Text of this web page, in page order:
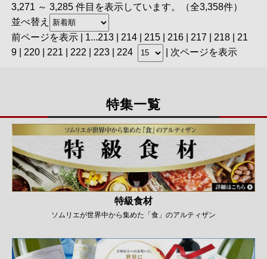
3,271 ～ 3,285 件目を表示しています。（全3,358件）
並べ替え
前ページを表示| 1...213| 214| 215| 216| 217 218| 21
9 | 220| 221 222 223| 224 次ページを表示
特集一覧
特級食材
ソムリエが世界中から集めた「食」のアルティザン